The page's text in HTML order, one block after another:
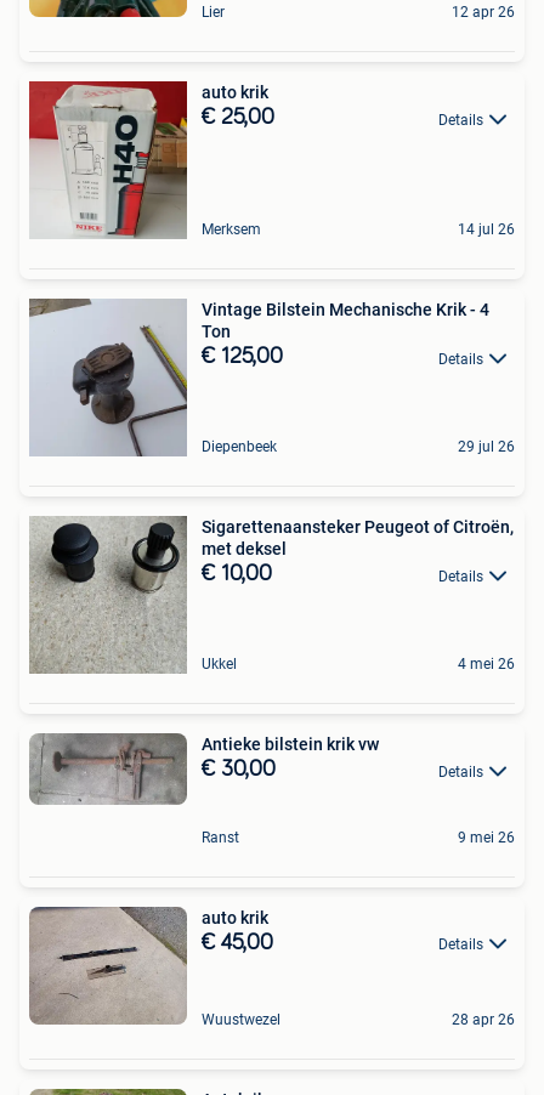
Lier 12 apr 26
auto krik
€ 25,00 Details
Merksem 14 jul 26
Vintage Bilstein Mechanische Krik - 4
Ton
€ 125,00 Details
Diepenbeek 29 jul 26
Sigarettenaansteker Peugeot of Citroën,
met deksel
€ 10,00 Details
Ukkel 4 mei 26
Antieke bilstein krik vw
€ 30,00 Details
Ranst 9 mei 26
auto krik
€ 45,00 Details
Wuustwezel 28 apr 26